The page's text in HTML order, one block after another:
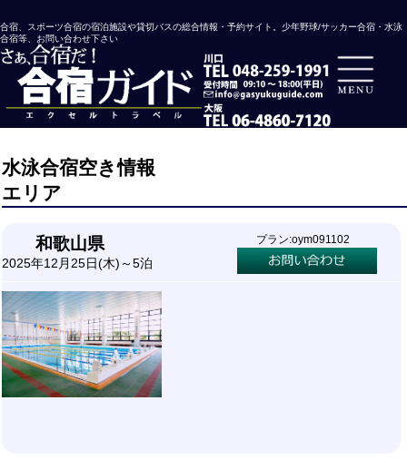
合宿、スポーツ合宿の宿泊施設や貸切バスの総合情報・予約サイト。少年野球/サッカー合宿・水泳
合宿等、お問い合わせ下さい
水泳合宿空き情報
エリア
和歌山県
2025年12月25日(木)～5泊
プラン:oym091102